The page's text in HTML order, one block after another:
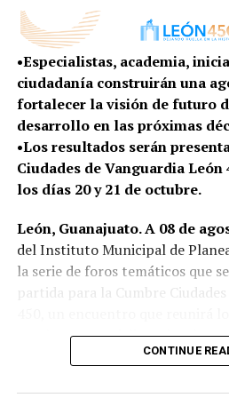
de la zona Huizache, en la
en 2024, con una inversión de
pesos.
A través de Ayúdate Ayudando
temporal a más de mil
superior a los 4.6 millones de
Para este 2026, las familias de la
volvieron a participar en el
camino de Saucillo de Ávalos a
inversión es superior a los 2.2
mantiene con las familias de las
•Especialistas, academia,
ciudadanía construirán una
fortalecer la visión de futuro
desarrollo en las próximas
•Los resultados serán
Ciudades de Vanguardia León
los días 20 y 21 de octubre.
León, Guanajuato. A 08 de
del Instituto Municipal de
la serie de foros temáticos que
partida para la Cumbre Ciudades
octubre a especialistas locales,
internacionales para analizar los
CONTINUE